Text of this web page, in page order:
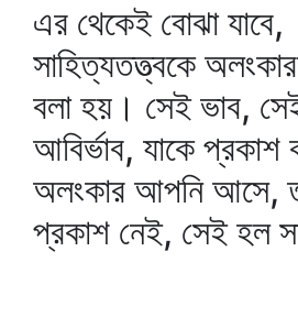
এর থেকেই বোঝা যাবে,
সাহিত্যতত্ত্বকে
বলা হয়। সেই ভাব,
আবির্ভাব, যাকে
অলংকার আপনি আসে,
প্রকাশ নেই, সেই হল